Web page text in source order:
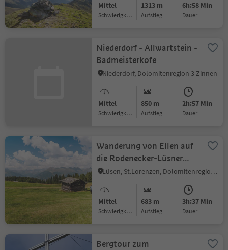
Mittel
Schwierigkeitsgrad
1313 m
Aufstieg
6h:58 Min
Dauer
Niederdorf - Allwartstein -
Badmeisterkofe
Niederdorf, Dolomitenregion 3 Zinnen
Mittel
Schwierigkeitsgrad
850 m
Aufstieg
2h:57 Min
Dauer
Wanderung von Ellen auf
die Rodenecker-Lüsner
Alm
Lüsen, St.Lorenzen, Dolomitenregion Kronplatz
Mittel
Schwierigkeitsgrad
683 m
Aufstieg
3h:37 Min
Dauer
Bergtour zum